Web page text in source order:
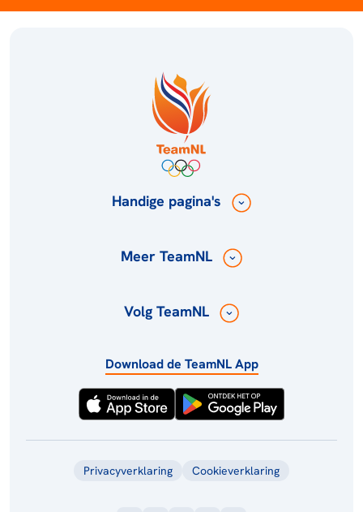
Handige pagina's
Meer TeamNL
Volg TeamNL
Download de TeamNL App
Privacyverklaring Cookieverklaring